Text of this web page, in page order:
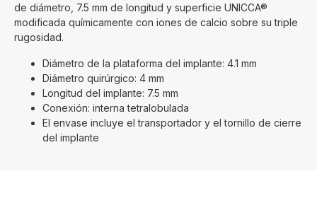
de diámetro, 7.5 mm de longitud y superficie UNICCA®
modificada químicamente con iones de calcio sobre su triple
rugosidad.
Diámetro de la plataforma del implante: 4.1 mm
Diámetro quirúrgico: 4 mm
Longitud del implante: 7.5 mm
Conexión: interna tetralobulada
El envase incluye el transportador y el tornillo de cierre
del implante